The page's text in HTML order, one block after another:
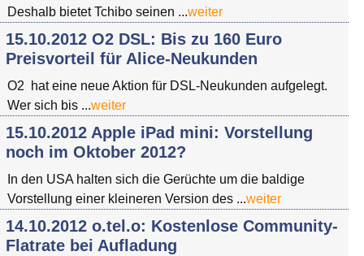
Deshalb bietet Tchibo seinen ...weiter
15.10.2012 O2 DSL: Bis zu 160 Euro
Preisvorteil für Alice-Neukunden
O2 hat eine neue Aktion für DSL-Neukunden aufgelegt.
Wer sich bis ...weiter
15.10.2012 Apple iPad mini: Vorstellung
noch im Oktober 2012?
In den USA halten sich die Gerüchte um die baldige
Vorstellung einer kleineren Version des ...weiter
14.10.2012 o.tel.o: Kostenlose Community-
Flatrate bei Aufladung